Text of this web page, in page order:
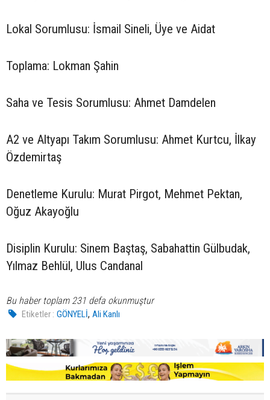
Lokal Sorumlusu: İsmail Sineli, Üye ve Aidat
Toplama: Lokman Şahin
Saha ve Tesis Sorumlusu: Ahmet Damdelen
A2 ve Altyapı Takım Sorumlusu: Ahmet Kurtcu, İlkay
Özdemirtaş
Denetleme Kurulu: Murat Pirgot, Mehmet Pektan,
Oğuz Akayoğlu
Disiplin Kurulu: Sinem Baştaş, Sabahattin Gülbudak,
Yılmaz Behlül, Ulus Candanal
Bu haber toplam 231 defa okunmuştur
Etiketler : GÖNYELİ,Ali Kanlı